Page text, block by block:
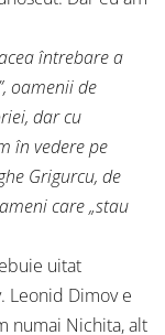
întrebare a
oamenii de
dar cu
în vedere pe
Grigurcu, de
care „stau
uitat
Leonid Dimov e
numai Nichita, alt